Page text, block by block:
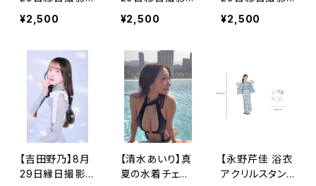
会チェキ【受注販
売】
¥2,500
会チェキ【受注販
売】
¥2,500
会チェキ【受注販
売】
¥2,500
【吉田野乃】8月
29日縁日撮影
【清水あいり】真
夏の水着チェキ
【永野芹佳 浴衣
アクリルスタンド